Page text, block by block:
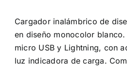
Cargador inalámbrico de
en diseño monocolor
micro USB y Lightning, con
luz indicadora de carga.